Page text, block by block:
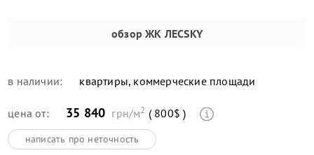
обзор ЖК ЛЕСSKY
в наличии: квартиры, коммерческие площади
цена от: 35 840 грн/м2 ( 800$ )
написать про неточность